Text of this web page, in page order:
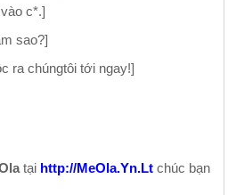
c*.]
sao?]
ra chúngtôi tới ngay!]
tại http://MeOla.Yn.Lt chúc bạn